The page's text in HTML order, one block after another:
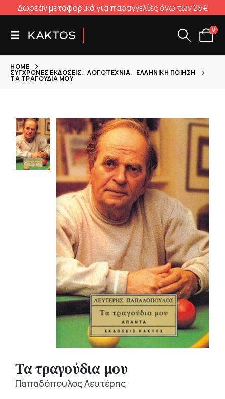
Δωρεάν μεταφορικά για παραγγελίες άνω των 25€
0
HOME
ΣΎΓΧΡΟΝΕΣ ΕΚΔΌΣΕΙΣ, ΛΟΓΟΤΕΧΝΊΑ, ΕΛΛΗΝΙΚΉ ΠΟΊΗΣΗ
ΤΑ ΤΡΑΓΟΎΔΙΑ ΜΟΥ
Τα τραγούδια μου
Παπαδόπουλος Λευτέρης